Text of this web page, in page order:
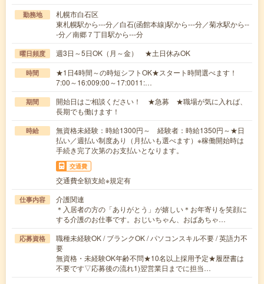
勤務地
札幌市白石区
東札幌駅から---分／白石(函館本線)駅から---分／菊水駅から--
-分／南郷７丁目駅から---分
曜日頻度 週3日～5日OK（月～金） ★土日休みOK
時間
★1日4時間～の時短シフトOK★スタート時間選べます！
7:00～16:009:00～17:0011:…
期間
開始日はご相談ください！ ★急募 ★職場が気に入れば、
長期でも働けます！
時給
無資格未経験：時給1300円～ 経験者：時給1350円～★日
払い／週払い制度あり（月払いも選べます）※稼働開始時は
手続き完了次第のお支払いとなります。
交通費
交通費全額支給※規定有
仕事内容
介護関連
＊入居者の方の「ありがとう」が嬉しい＊お年寄りを笑顔に
する介護のお仕事です。おじいちゃん、おばあちゃ…
応募資格
職種未経験OK / ブランクOK / パソコンスキル不要 / 英語力不
要
無資格・未経験OK年齢不問★10名以上採用予定★履歴書は
不要です▽応募後の流れ1)翌営業日までに担当…